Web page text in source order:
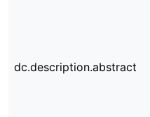
dc.description.abstract